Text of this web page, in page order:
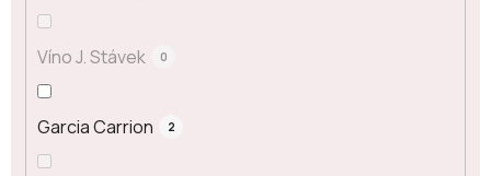
Víno J. Stávek 0
Garcia Carrion 2